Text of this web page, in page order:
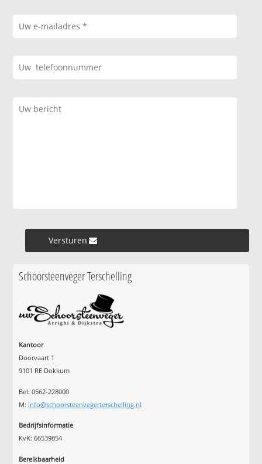
Versturen »
Schoorsteenveger Terschelling
Kantoor
Doorvaart 1
9101 RE Dokkum
Bel: 0562-228000
M: info@schoorsteenvegerterschelling.nl
Bedrijfsinformatie
KvK: 66539854
Bereikbaarheid